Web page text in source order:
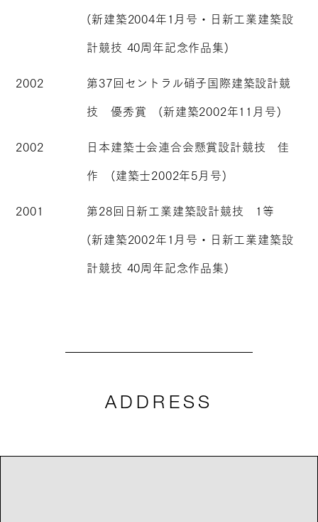
(新建築2004年1月号・日新工業建築設
計競技 40周年記念作品集)
2002
第37回セントラル硝子国際建築設計競
技 優秀賞 (新建築2002年11月号)
2002
日本建築士会連合会懸賞設計競技 佳
作 (建築士2002年5月号)
2001
第28回日新工業建築設計競技 1等
(新建築2002年1月号・日新工業建築設
計競技 40周年記念作品集)
ADDRESS